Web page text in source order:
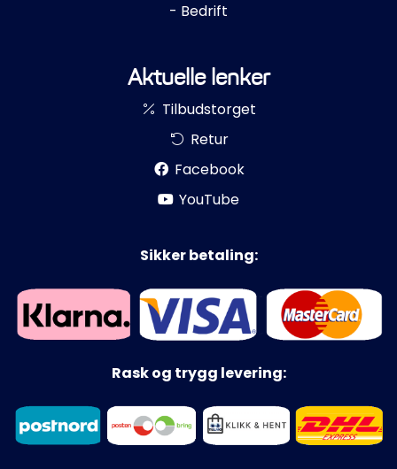
- Bedrift
Aktuelle lenker
Tilbudstorget
Retur
Facebook
YouTube
Sikker betaling:
Rask og trygg levering: